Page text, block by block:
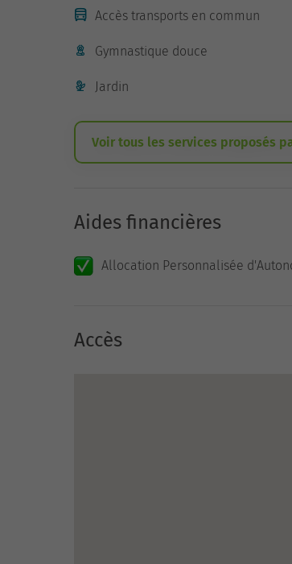
Accès transports en commun
Gymnastique douce
Jardin
Voir tous les services proposés
Aides financières
Allocation Personnalisée
Accès